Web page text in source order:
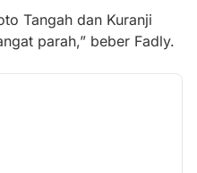
Tangah dan Kuranji
parah,” beber Fadly.